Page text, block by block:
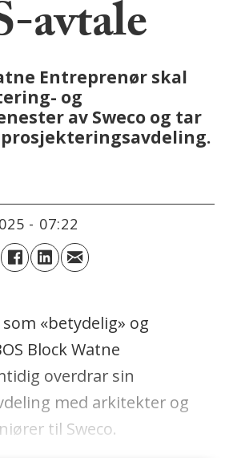
avtale
Entreprenør skal
og
av Sweco og tar
- 07:22
«betydelig» og
Block Watne
overdrar sin
med arkitekter og
til Sweco.